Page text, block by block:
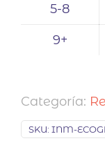
5-8
9+
Categoría:
SKU: INM-